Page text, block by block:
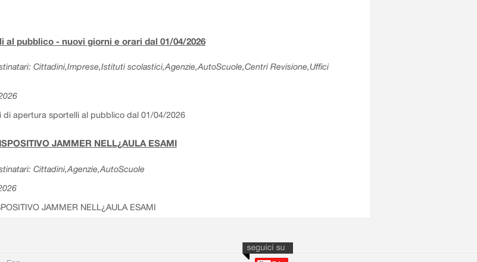
al pubblico - nuovi giorni e orari dal 01/04/2026
Cittadini,Imprese,Istituti scolastici,Agenzie,AutoScuole,Centri Revisione,Uffici
di apertura sportelli al pubblico dal 01/04/2026
JAMMER NELL¿AULA ESAMI
Cittadini,Agenzie,AutoScuole
JAMMER NELL¿AULA ESAMI